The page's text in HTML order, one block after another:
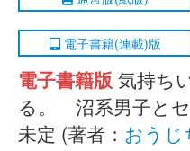
電子書籍(連載)版
電子書籍版 気持ち
る。 沼系男子と
未定 (著者： おうじ